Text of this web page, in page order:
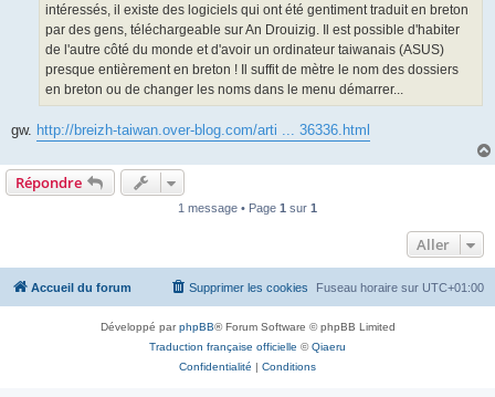
intéressés, il existe des logiciels qui ont été gentiment traduit en breton
par des gens, téléchargeable sur An Drouizig. Il est possible d'habiter
de l'autre côté du monde et d'avoir un ordinateur taiwanais (ASUS)
presque entièrement en breton ! Il suffit de mètre le nom des dossiers
en breton ou de changer les noms dans le menu démarrer...
gw. http://breizh-taiwan.over-blog.com/arti ... 36336.html
Répondre
1 message • Page 1 sur 1
Aller
Accueil du forum Fuseau horaire sur UTC+01:00
Supprimer les cookies
Développé parphpBB® Forum Software © phpBB Limited
Traduction française officielle ©Qiaeru
Confidentialité | Conditions